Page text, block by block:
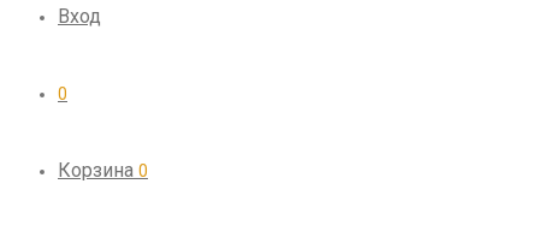
Вход
0
Корзина 0